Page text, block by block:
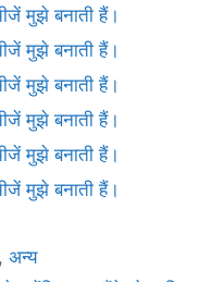
मुझे बनाती हैं।
मुझे बनाती हैं।
मुझे बनाती हैं।
मुझे बनाती हैं।
मुझे बनाती हैं।
मुझे बनाती हैं।
,अन्य